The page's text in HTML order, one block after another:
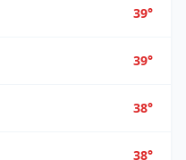
39°
39°
38°
38°